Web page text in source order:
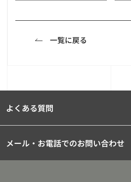
一覧に戻る
よくある質問
メール・お電話でのお問い合わせ